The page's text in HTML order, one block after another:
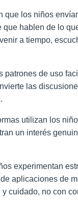
que los niños
hablen de lo
a tiempo,
patrones de uso
las
utilizan los
un interés
experimentan
aplicaciones de
cuidado, no con